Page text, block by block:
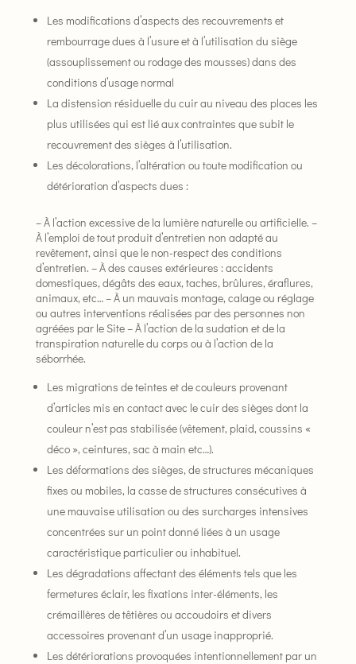
Les modifications d’aspects des recouvrements et
rembourrage dues à l’usure et à l’utilisation du siège
(assouplissement ou rodage des mousses) dans des
conditions d’usage normal
La distension résiduelle du cuir au niveau des places les
plus utilisées qui est lié aux contraintes que subit le
recouvrement des sièges à l’utilisation.
Les décolorations, l’altération ou toute modification ou
détérioration d’aspects dues :
– À l’action excessive de la lumière naturelle ou artificielle. –
À l’emploi de tout produit d’entretien non adapté au
revêtement, ainsi que le non-respect des conditions
d’entretien. – À des causes extérieures : accidents
domestiques, dégâts des eaux, taches, brûlures, éraflures,
animaux, etc… – À un mauvais montage, calage ou réglage
ou autres interventions réalisées par des personnes non
agréées par le Site – À l’action de la sudation et de la
transpiration naturelle du corps ou à l’action de la
séborrhée.
Les migrations de teintes et de couleurs provenant
d’articles mis en contact avec le cuir des sièges dont la
couleur n’est pas stabilisée (vêtement, plaid, coussins «
déco », ceintures, sac à main etc…).
Les déformations des sièges, de structures mécaniques
fixes ou mobiles, la casse de structures consécutives à
une mauvaise utilisation ou des surcharges intensives
concentrées sur un point donné liées à un usage
caractéristique particulier ou inhabituel.
Les dégradations affectant des éléments tels que les
fermetures éclair, les fixations inter-éléments, les
crémaillères de têtières ou accoudoirs et divers
accessoires provenant d’un usage inapproprié.
Les détériorations provoquées intentionnellement par un